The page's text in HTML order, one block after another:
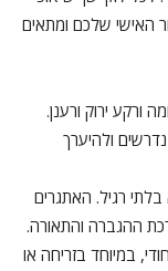
האישי שלכם ומתאים
ורקע ירוק ורענן.
ולהיערך
רגיל. האתגרים
ההגברה והתאורה.
במיוחד בזריחה או